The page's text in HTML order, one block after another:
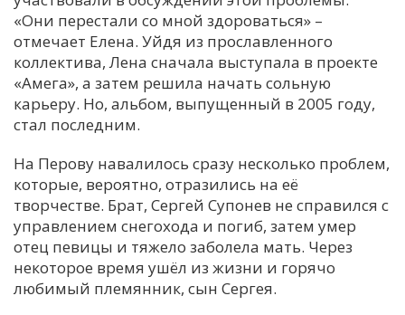
«Они перестали со мной здороваться» –
отмечает Елена. Уйдя из прославленного
коллектива, Лена сначала выступала в проекте
«Амега», а затем решила начать сольную
карьеру. Но, альбом, выпущенный в 2005 году,
стал последним.
На Перову навалилось сразу несколько проблем,
которые, вероятно, отразились на её
творчестве. Брат, Сергей Супонев не справился с
управлением снегохода и погиб, затем умер
отец певицы и тяжело заболела мать. Через
некоторое время ушёл из жизни и горячо
любимый племянник, сын Сергея.